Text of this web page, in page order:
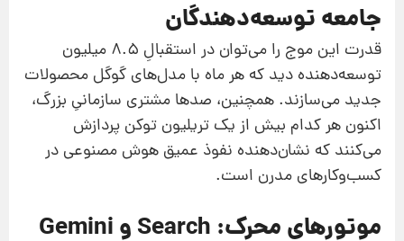
جامعه توسعه‌دهندگان
قدرت این موج را می‌توان در استقبالِ ۸.۵ میلیون
توسعه‌دهنده دید که هر ماه با مدل‌های گوگل محصولات
جدید می‌سازند. همچنین، صدها مشتری سازمانیِ بزرگ،
اکنون هر کدام بیش از یک تریلیون توکن پردازش
می‌کنند که نشان‌دهنده نفوذ عمیق هوش مصنوعی در
کسب‌وکارهای مدرن است.
موتورهای محرک: Search و Gemini